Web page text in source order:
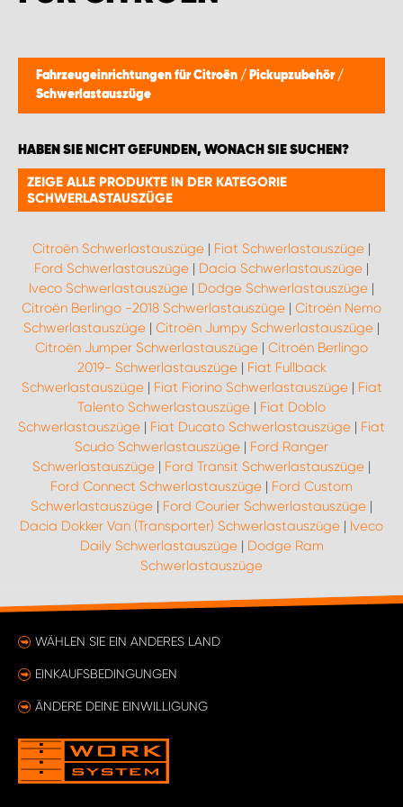
Fahrzeugeinrichtungen für Citroën / Pickupzubehör /
Schwerlastauszüge
HABEN SIE NICHT GEFUNDEN, WONACH SIE SUCHEN?
ZEIGE ALLE PRODUKTE IN DER KATEGORIE
SCHWERLASTAUSZÜGE
Citroën Schwerlastauszüge | Fiat Schwerlastauszüge |
Ford Schwerlastauszüge | Dacia Schwerlastauszüge |
Iveco Schwerlastauszüge | Dodge Schwerlastauszüge |
Citroën Berlingo -2018 Schwerlastauszüge | Citroën Nemo
Schwerlastauszüge | Citroën Jumpy Schwerlastauszüge |
Citroën Jumper Schwerlastauszüge | Citroën Berlingo
2019- Schwerlastauszüge| Fiat Fullback
Schwerlastauszüge| Fiat Fiorino Schwerlastauszüge| Fiat
Talento Schwerlastauszüge | Fiat Doblo
Schwerlastauszüge | Fiat Ducato Schwerlastauszüge | Fiat
Scudo Schwerlastauszüge | Ford Ranger
Schwerlastauszüge | Ford Transit Schwerlastauszüge |
Ford Connect Schwerlastauszüge | Ford Custom
Schwerlastauszüge | Ford Courier Schwerlastauszüge |
Dacia Dokker Van (Transporter) Schwerlastauszüge | Iveco
Daily Schwerlastauszüge| Dodge Ram
Schwerlastauszüge
WÄHLEN SIE EIN ANDERES LAND
EINKAUFSBEDINGUNGEN
ÄNDERE DEINE EINWILLIGUNG
WORK SYSTEM BRÜSSEL
WORK SYSTEM LIMBURG-KEMPEN
WORK SYSTEM WORK SYSTEM BRÜGGE